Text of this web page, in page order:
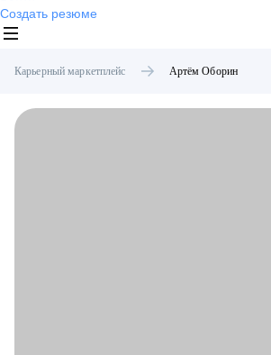
Создать резюме
Карьерный маркетплейс Артём Оборин